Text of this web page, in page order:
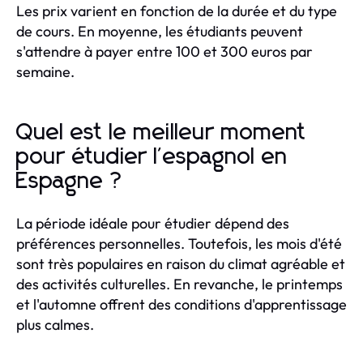
Les prix varient en fonction de la durée et du type
de cours. En moyenne, les étudiants peuvent
s'attendre à payer entre 100 et 300 euros par
semaine.
Quel est le meilleur moment
pour étudier l'espagnol en
Espagne ?
La période idéale pour étudier dépend des
préférences personnelles. Toutefois, les mois d'été
sont très populaires en raison du climat agréable et
des activités culturelles. En revanche, le printemps
et l'automne offrent des conditions d'apprentissage
plus calmes.